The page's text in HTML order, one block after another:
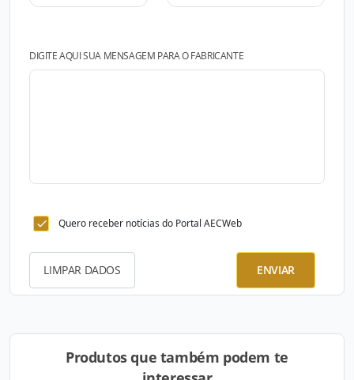
DIGITE AQUI SUA MENSAGEM PARA O FABRICANTE
Quero receber notícias do Portal AECWeb
LIMPAR DADOS ENVIAR
Produtos que também podem te